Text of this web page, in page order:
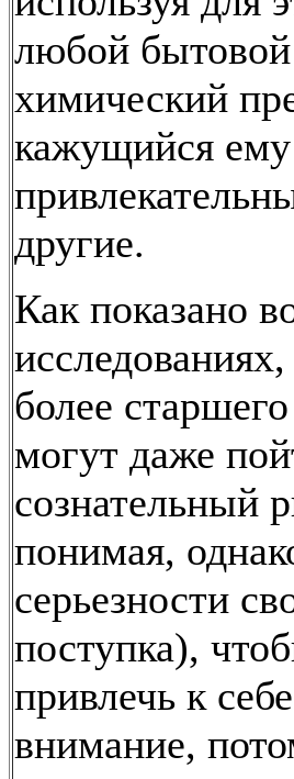
любой бытовой
химический
кажущийся ему
другие.
Как показано
более
могут даже
сознательный
понимая,
серьезности
поступка),
привлечь к себе
внимание,